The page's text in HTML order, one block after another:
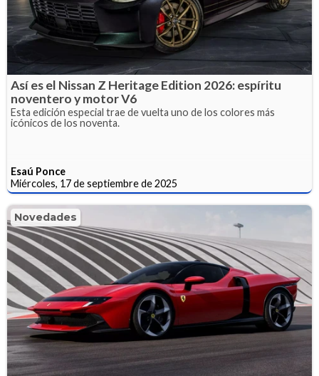
Así es el Nissan Z Heritage Edition 2026: espíritu
noventero y motor V6
Esta edición especial trae de vuelta uno de los colores más
icónicos de los noventa.
Esaú Ponce
Miércoles, 17 de septiembre de 2025
Novedades